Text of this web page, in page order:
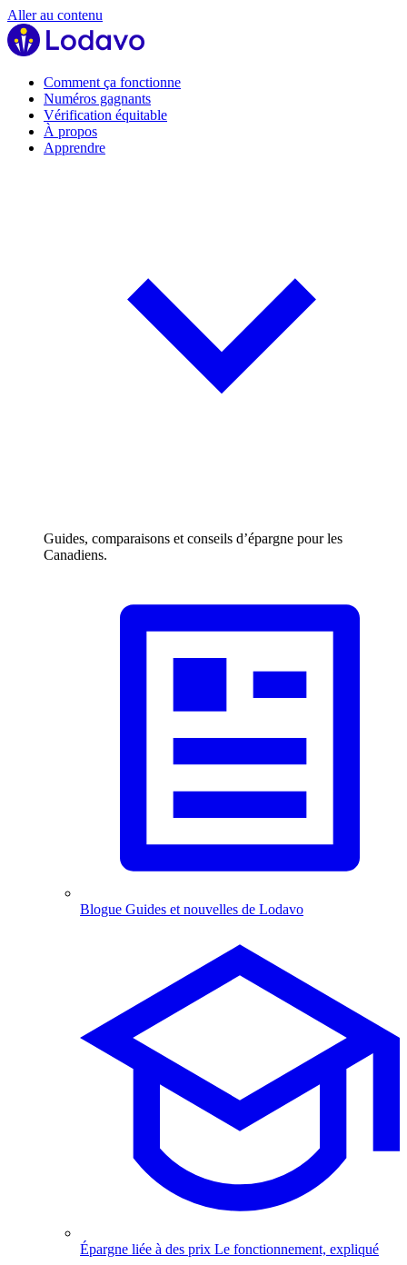
Aller au contenu
Comment ça fonctionne
Numéros gagnants
Vérification équitable
À propos
Apprendre
Guides, comparaisons et conseils d’épargne pour les
Canadiens.
Blogue Guides et nouvelles de Lodavo
Épargne liée à des prix Le fonctionnement, expliqué